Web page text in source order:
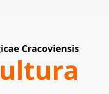
newsletterowej pod